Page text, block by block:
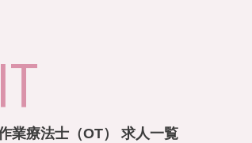
業療法士（OT） 求人一覧